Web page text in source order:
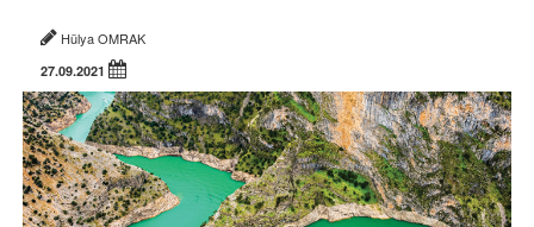
Hülya OMRAK
27.09.2021